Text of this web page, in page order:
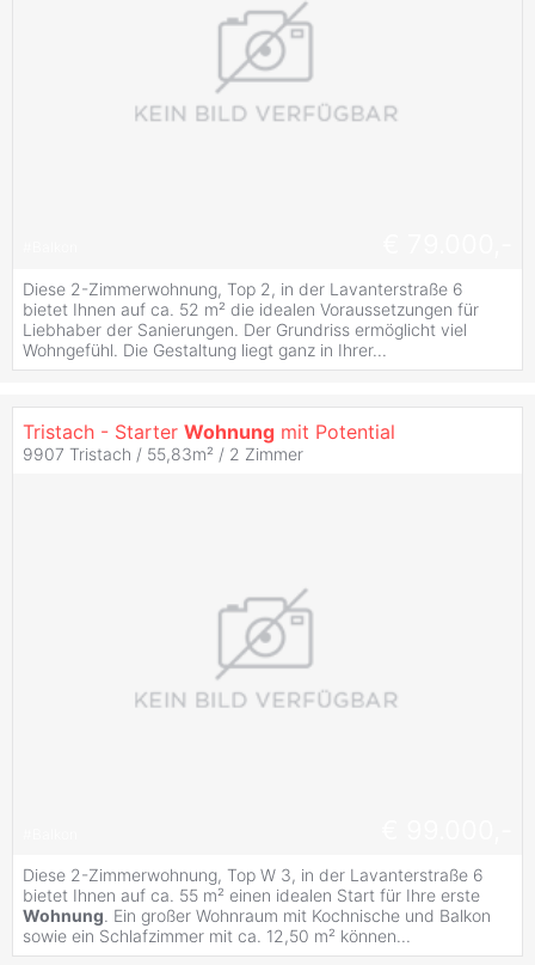
Diese 2-Zimmerwohnung, Top 2, in der Lavanterstraße 6
bietet Ihnen auf ca. 52 m² die idealen Voraussetzungen für
Liebhaber der Sanierungen. Der Grundriss ermöglicht viel
Wohngefühl. Die Gestaltung liegt ganz in Ihrer...
Tristach - Starter Wohnung mit Potential
9907 Tristach / 55,83m² / 2 Zimmer
Diese 2-Zimmerwohnung, Top W 3, in der Lavanterstraße 6
bietet Ihnen auf ca. 55 m² einen idealen Start für Ihre erste
Wohnung. Ein großer Wohnraum mit Kochnische und Balkon
sowie ein Schlafzimmer mit ca. 12,50 m² können...